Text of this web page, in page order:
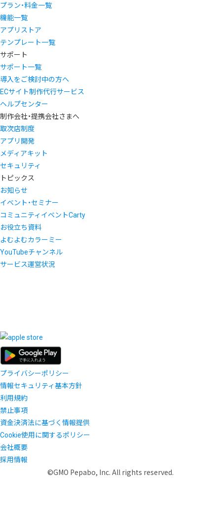
プラン・料金一覧
機能一覧
アプリストア
テンプレート一覧
サポート
サポート一覧
導入をご検討中の方へ
ECサイト制作代行サービス
ヘルプセンター
制作会社・提携会社さまへ
取次店制度
アプリ開発
メディアキット
セキュリティ
トピックス
お知らせ
イベント・セミナー
コミュニティイベントCarty
お役立ち資料
よむよむカラーミー
YouTubeチャンネル
サービス運営状況
プライバシーポリシー
情報セキュリティ基本方針
利用規約
禁止事項
資金決済法に基づく情報提供
Cookie使用に関するポリシー
会社概要
採用情報
©GMO Pepabo, Inc. All rights reserved.